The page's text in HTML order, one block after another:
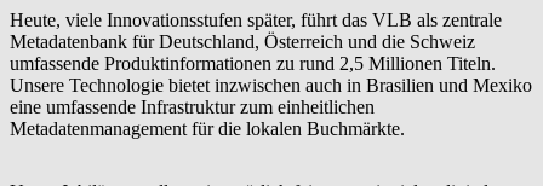
Heute, viele Innovationsstufen später, führt das VLB als zentrale
Metadatenbank für Deutschland, Österreich und die Schweiz
umfassende Produktinformationen zu rund 2,5 Millionen Titeln.
Unsere Technologie bietet inzwischen auch in Brasilien und Mexiko
eine umfassende Infrastruktur zum einheitlichen
Metadatenmanagement für die lokalen Buchmärkte.